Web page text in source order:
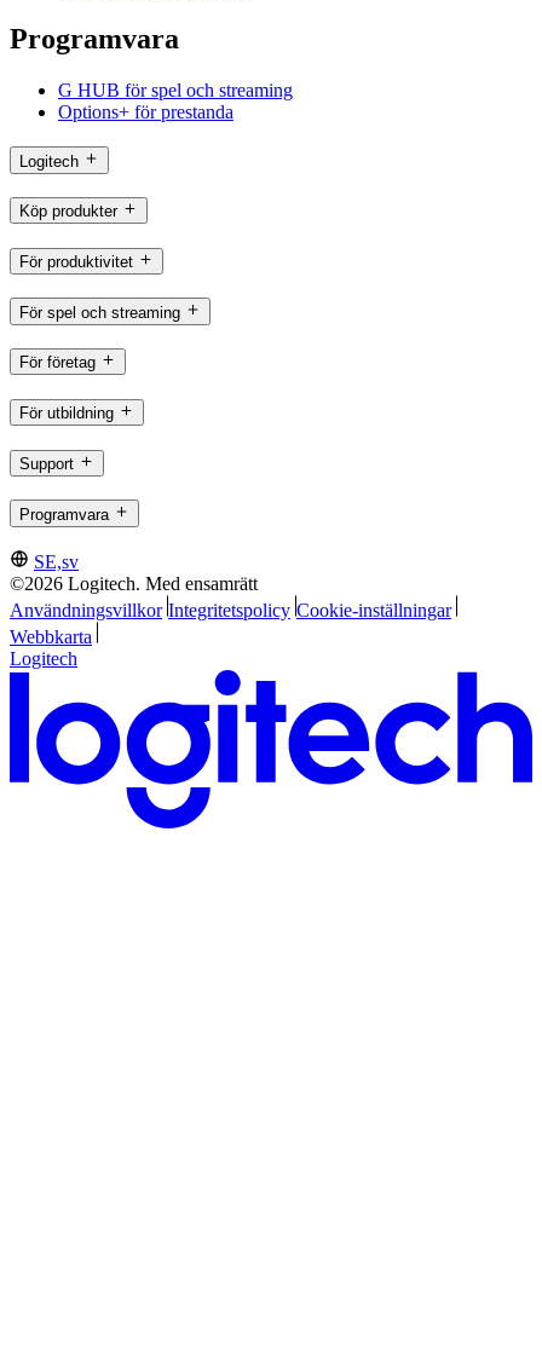
Programvara
G HUB för spel och streaming
Options+ för prestanda
Logitech
Köp produkter
För produktivitet
För spel och streaming
För företag
För utbildning
Support
Programvara
SE,sv
©2026 Logitech. Med ensamrätt
Användningsvillkor Integritetspolicy Cookie-inställningar
Webbkarta
Logitech